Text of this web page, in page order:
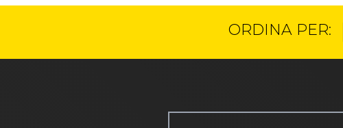
ORDINA PER: